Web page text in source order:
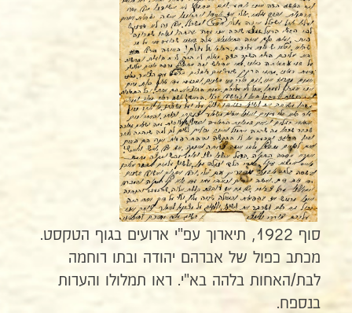
סוף 1922, תיארוך עפ"י ארועים בגוף הטקסט.
מכתב כפול של אברהם יהודה ובתו רוחמה
לבת/האחות בלהה בא"י. ראו תמלולו והערות
בנספח.